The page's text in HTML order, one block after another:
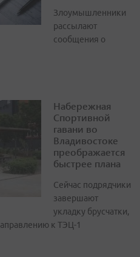
Злоумышленники
рассылают
сообщения о
Набережная
Спортивной
гавани во
Владивостоке
преображается
быстрее плана
Сейчас подрядчики
завершают
укладку брусчатки,
к ТЭЦ-1